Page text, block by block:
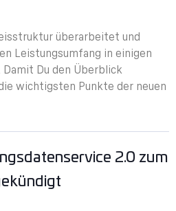
überarbeitet und
Leistungsumfang in einigen
Du den Überblick
wichtigsten Punkte der neuen
2.0 zum